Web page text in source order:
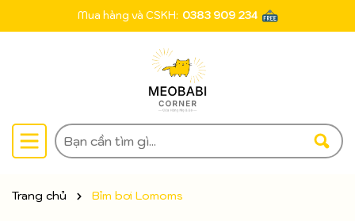
Mua hàng và CSKH: 0383 909 234
Trang chủ Bỉm bơi Lomoms